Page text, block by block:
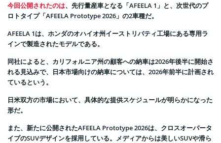
今回公開されたのは、先行量産車となる「AFEELA 1」と、次世代のプ
ロトタイプ「AFEELA Prototype 2026」の2車種だ。
AFEELA 1は、ホンダのオハイオ州イーストリバティ工場にある専用ラ
インで製造されたモデルである。
同社によると、カリフォルニア州の顧客への納車は2026年後半に開始さ
れる見込みで、日本市場向けの納車については、2026年前半に計画され
ているという。
日米双方の市場において、具体的な提供スケジュールが明らかになった
形だ。
また、新たに公開されたAFEELA Prototype 2026は、クロスオーバータ
イプのSUVデザインを採用している。メディアからは美しいSUVや滑ら